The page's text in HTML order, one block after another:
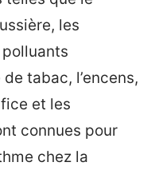
les
polluants
tabac, l’encens,
et les
connues pour
chez la